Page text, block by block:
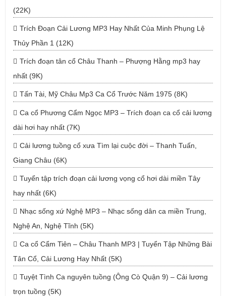
(22K)
Trích Đoạn Cải Lương MP3 Hay Nhất Của Minh Phụng Lệ
Thủy Phần 1 (12K)
Trích đoạn tân cổ Châu Thanh – Phượng Hằng mp3 hay
nhất (9K)
Tấn Tài, Mỹ Châu Mp3 Ca Cổ Trước Năm 1975 (8K)
Ca cổ Phương Cẩm Ngọc MP3 – Trích đoạn ca cổ cải lương
dài hơi hay nhất (7K)
Cải lương tuồng cổ xưa Tìm lại cuộc đời – Thanh Tuấn,
Giang Châu (6K)
Tuyển tập trích đoạn cải lương vọng cổ hơi dài miền Tây
hay nhất (6K)
Nhạc sống xứ Nghệ MP3 – Nhạc sống dân ca miền Trung,
Nghệ An, Nghệ Tĩnh (5K)
Ca cổ Cẩm Tiên – Châu Thanh MP3 | Tuyển Tập Những Bài
Tân Cổ, Cải Lương Hay Nhất (5K)
Tuyệt Tình Ca nguyên tuồng (Ông Cò Quận 9) – Cải lương
trọn tuồng (5K)